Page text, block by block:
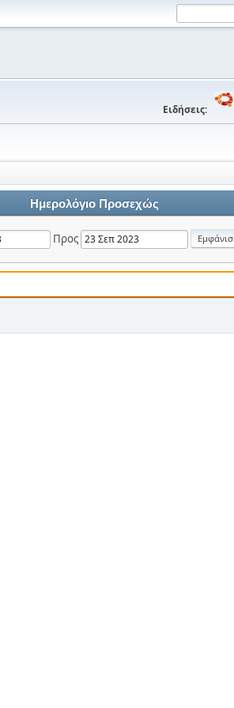
Ειδήσεις:
Ημερολόγιο Προσεχώς
Προς